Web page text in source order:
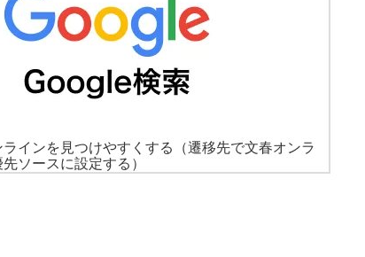
インを見つけやすくする
（遷移先で文春オンラ
ソースに設定する）